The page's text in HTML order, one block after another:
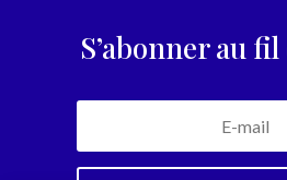
S’abonner au